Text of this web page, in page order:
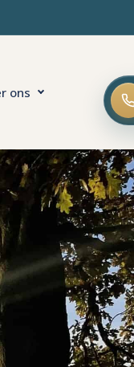
ons